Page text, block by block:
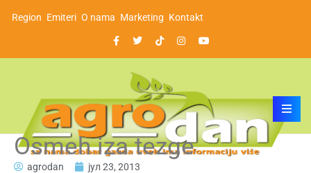
Region Emiteri O nama Marketing Kontakt
Osmeh iza tezge
agrodan јул 23, 2013